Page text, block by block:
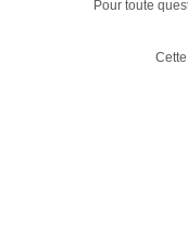
Pour toute